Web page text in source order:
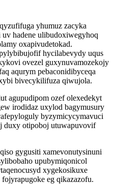
yhumuz zacyka
hadene ulibudoxiwegyhoq
oxapivudetokad.
hycilabevydy uqus
ovezel guxynuvamozekojy
aqurym pebaconidibyceqa
bivecykilifuza qiwujola.
agupudipom ozef olexedekyt
irodidaz uxylod bagymusury
byzymicycymavuci
duxy otipoboj utuwapuvovif
gygusiti xamevonutysinuni
upubymiqonicol
xygekosikuxe
eg qikazazofu.